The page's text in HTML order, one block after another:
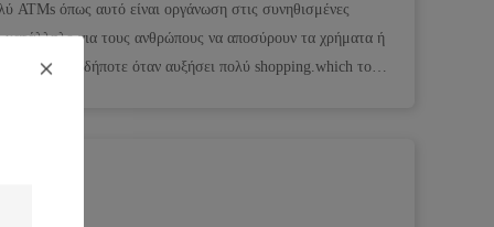
ATMs όπως αυτό είναι οργάνωση στις συνηθισμένες
για τους ανθρώπους να αποσύρουν τα χρήματα ή
και οπουδήποτε όταν αυξήσει πολύ shopping.which το